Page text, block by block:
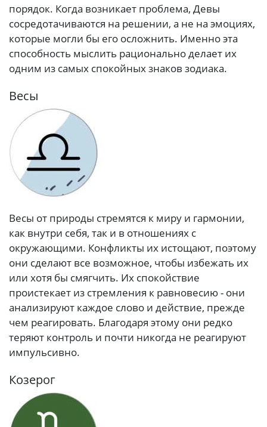
порядок. Когда возникает проблема, Девы
сосредотачиваются на решении, а не на эмоциях,
которые могли бы его осложнить. Именно эта
способность мыслить рационально делает их
одним из самых спокойных знаков зодиака.
Весы
Весы от природы стремятся к миру и гармонии,
как внутри себя, так и в отношениях с
окружающими. Конфликты их истощают, поэтому
они сделают все возможное, чтобы избежать их
или хотя бы смягчить. Их спокойствие
проистекает из стремления к равновесию - они
анализируют каждое слово и действие, прежде
чем реагировать. Благодаря этому они редко
теряют контроль и почти никогда не реагируют
импульсивно.
Козерог